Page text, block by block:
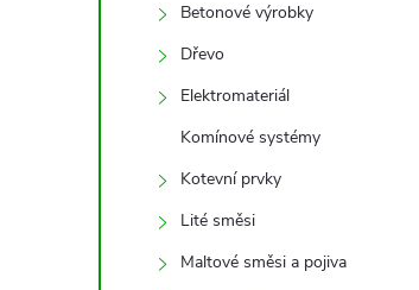
Betonové výrobky
Dřevo
Elektromateriál
Komínové systémy
Kotevní prvky
Lité směsi
Maltové směsi a pojiva